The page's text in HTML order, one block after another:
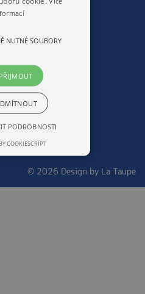
267
© 2026 Design by La Taupe
NUTNÉ SOUBORY
PODROBNOSTI
COOKIESCRIPT